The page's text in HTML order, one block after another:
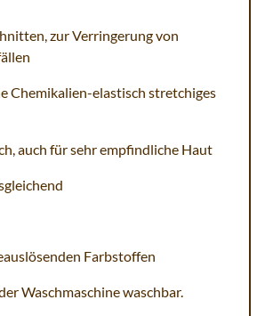
zur Verringerung von
Chemikalien-elastisch stretchiges
auch für sehr empfindliche Haut
Farbstoffen
Waschmaschine waschbar.